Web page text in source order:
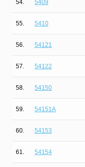
54. 5409
55. 5410
56. 54121
57. 54122
58. 54150
59. 54151A
60. 54153
61. 54154